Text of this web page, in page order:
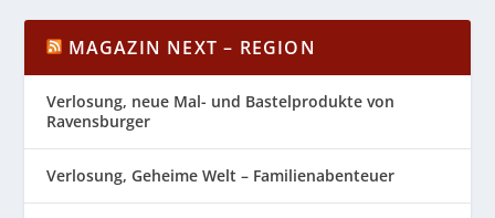
MAGAZIN NEXT – REGION
Verlosung, neue Mal- und Bastelprodukte von
Ravensburger
Verlosung, Geheime Welt – Familienabenteuer